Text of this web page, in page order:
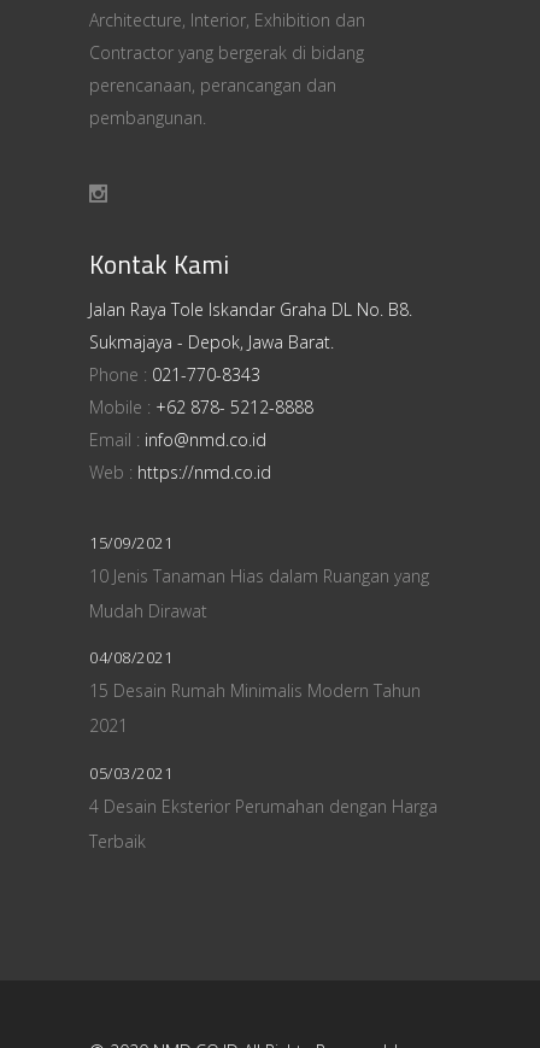
Architecture, Interior, Exhibition dan
Contractor yang bergerak di bidang
perencanaan, perancangan dan
pembangunan.
Kontak Kami
Jalan Raya Tole Iskandar Graha DL No. B8.
Sukmajaya - Depok, Jawa Barat.
Phone : 021-770-8343
Mobile : +62 878- 5212-8888
Email : info@nmd.co.id
Web : https://nmd.co.id
15/09/2021
10 Jenis Tanaman Hias dalam Ruangan yang
Mudah Dirawat
04/08/2021
15 Desain Rumah Minimalis Modern Tahun
2021
05/03/2021
4 Desain Eksterior Perumahan dengan Harga
Terbaik